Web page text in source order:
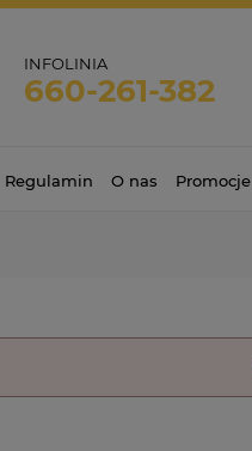
INFOLINIA
660-261-382
Regulamin O nas Promocje